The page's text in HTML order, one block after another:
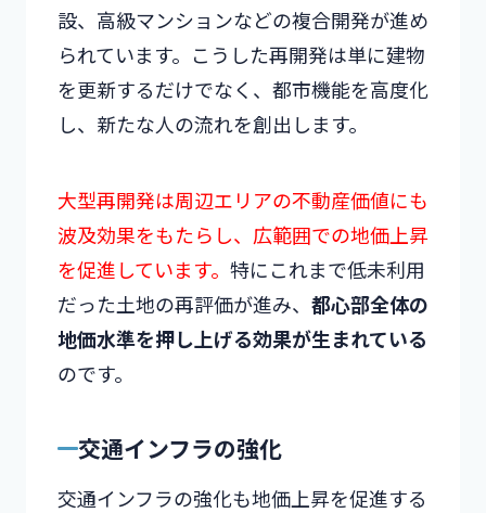
設、高級マンションなどの複合開発が進め
られています。こうした再開発は単に建物
を更新するだけでなく、都市機能を高度化
し、新たな人の流れを創出します。
大型再開発は周辺エリアの不動産価値にも
波及効果をもたらし、広範囲での地価上昇
を促進しています。 特にこれまで低未利用
だった土地の再評価が進み、 都心部全体の
地価水準を押し上げる効果が生まれている
のです。
交通インフラの強化
交通インフラの強化も地価上昇を促進する